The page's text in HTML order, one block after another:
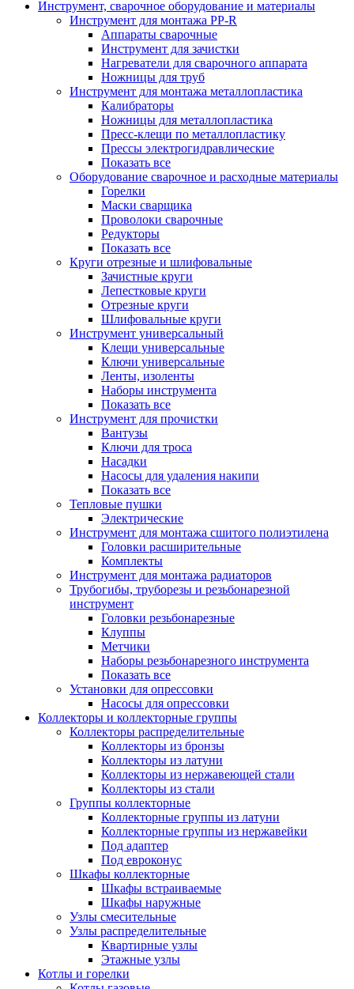
Инструмент, сварочное оборудование и материалы
Инструмент для монтажа PP-R
Аппараты сварочные
Инструмент для зачистки
Нагреватели для сварочного аппарата
Ножницы для труб
Инструмент для монтажа металлопластика
Калибраторы
Ножницы для металлопластика
Пресс-клещи по металлопластику
Прессы электрогидравлические
Показать все
Оборудование сварочное и расходные материалы
Горелки
Маски сварщика
Проволоки сварочные
Редукторы
Показать все
Круги отрезные и шлифовальные
Зачистные круги
Лепестковые круги
Отрезные круги
Шлифовальные круги
Инструмент универсальный
Клещи универсальные
Ключи универсальные
Ленты, изоленты
Наборы инструмента
Показать все
Инструмент для прочистки
Вантузы
Ключи для троса
Насадки
Насосы для удаления накипи
Показать все
Тепловые пушки
Электрические
Инструмент для монтажа сшитого полиэтилена
Головки расширительные
Комплекты
Инструмент для монтажа радиаторов
Трубогибы, труборезы и резьбонарезной
инструмент
Головки резьбонарезные
Клуппы
Метчики
Наборы резьбонарезного инструмента
Показать все
Установки для опрессовки
Насосы для опрессовки
Коллекторы и коллекторные группы
Коллекторы распределительные
Коллекторы из бронзы
Коллекторы из латуни
Коллекторы из нержавеющей стали
Коллекторы из стали
Группы коллекторные
Коллекторные группы из латуни
Коллекторные группы из нержавейки
Под адаптер
Под евроконус
Шкафы коллекторные
Шкафы встраиваемые
Шкафы наружные
Узлы смесительные
Узлы распределительные
Квартирные узлы
Этажные узлы
Котлы и горелки